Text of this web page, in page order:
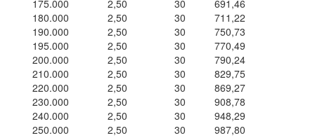
175.000
2,50 30
691,46
180.000
2,50 30
711,22
190.000
2,50 30
750,73
195.000
2,50 30
770,49
200.000
2,50 30
790,24
210.000
2,50 30
829,75
220.000
2,50 30
869,27
230.000
2,50 30
908,78
240.000
2,50 30
948,29
250.000
2,50 30 987,80